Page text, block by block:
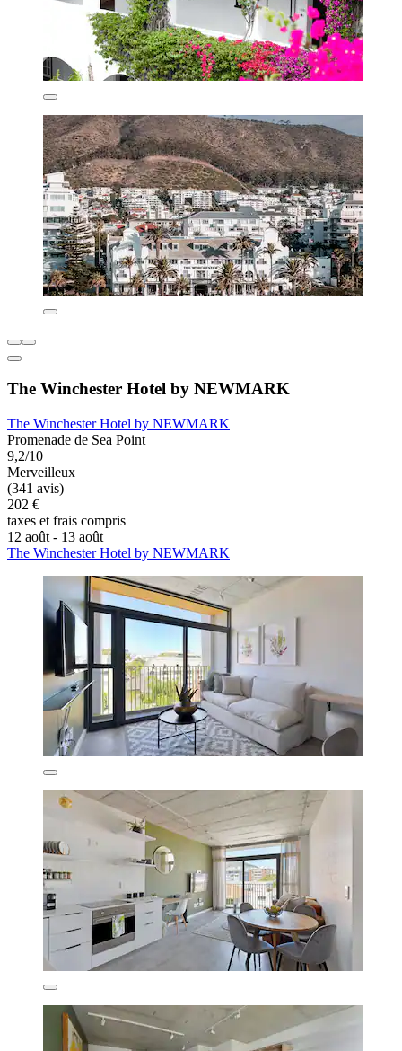
The Winchester Hotel by NEWMARK
The Winchester Hotel by NEWMARK
Promenade de Sea Point
9,2/10
Merveilleux
(341 avis)
202 €
taxes et frais compris
12 août - 13 août
The Winchester Hotel by NEWMARK